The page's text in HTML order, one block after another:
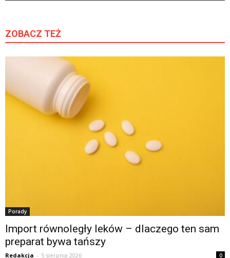
ZOBACZ TEŻ
Porady
Import równoległy leków – dlaczego ten sam
preparat bywa tańszy
Redakcja - 5 sierpnia 2026 0